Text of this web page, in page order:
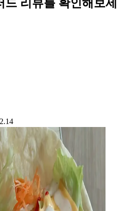
리뷰를 확인해보세